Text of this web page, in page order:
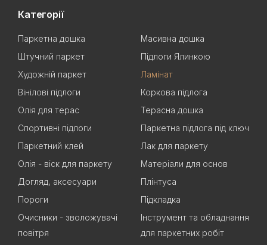
Категорії
Паркетна дошка
Масивна дошка
Штучний паркет
Підлоги Ялинкою
Художній паркет
Ламінат
Вінілові підлоги
Коркова підлога
Олія для терас
Терасна дошка
Спортивні підлоги
Паркетна підлога під ключ
Паркетний клей
Лак для паркету
Олія - віск для паркету
Матеріали для основ
Догляд, аксесуари
Плінтуса
Пороги
Підкладка
Очисники - зволожувачі
повітря
Інструмент та обладнання
для паркетних робіт